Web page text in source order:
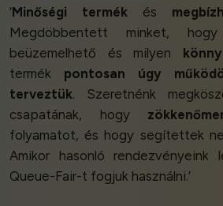
‘Minőségi termék és
Megdöbbentett minket,
beüzemelhető és milyen
termék pontosan úgy
terveztük. Szeretnénk
csapatának, hogy
folyamatot, és hogy segítettek
Amikor hasonló rendezvényeink
Queue-Fair-t fogjuk használni.’